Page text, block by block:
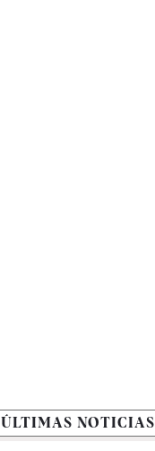
ÚLTIMAS NOTICIAS